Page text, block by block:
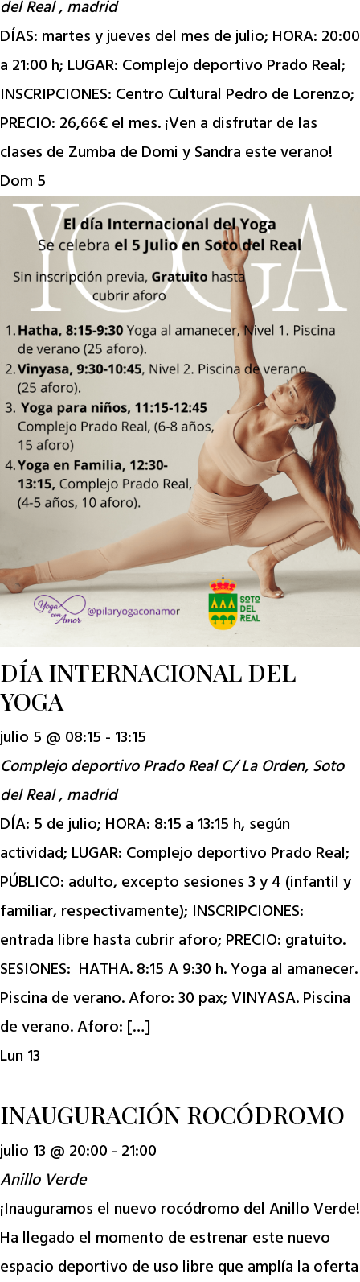
del Real , madrid
DÍAS: martes y jueves del mes de julio; HORA: 20:00
a 21:00 h; LUGAR: Complejo deportivo Prado Real;
INSCRIPCIONES: Centro Cultural Pedro de Lorenzo;
PRECIO: 26,66€ el mes. ¡Ven a disfrutar de las
clases de Zumba de Domi y Sandra este verano!
Dom 5
DÍA INTERNACIONAL DEL
YOGA
julio 5 @ 08:15 - 13:15
Complejo deportivo Prado RealC/ La Orden, Soto
del Real , madrid
DÍA: 5 de julio; HORA: 8:15 a 13:15 h, según
actividad; LUGAR: Complejo deportivo Prado Real;
PÚBLICO: adulto, excepto sesiones 3 y 4 (infantil y
familiar, respectivamente); INSCRIPCIONES:
entrada libre hasta cubrir aforo; PRECIO: gratuito.
SESIONES: HATHA. 8:15 A 9:30 h. Yoga al amanecer.
Piscina de verano. Aforo: 30 pax; VINYASA. Piscina
de verano. Aforo: […]
Lun 13
INAUGURACIÓN ROCÓDROMO
julio 13 @ 20:00 - 21:00
Anillo Verde
¡Inauguramos el nuevo rocódromo del Anillo Verde!
Ha llegado el momento de estrenar este nuevo
espacio deportivo de uso libre que amplía la oferta